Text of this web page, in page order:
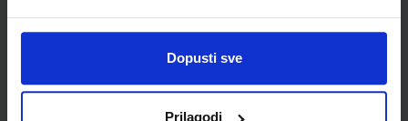
Dopusti sve
Prilagodi
Autor(i):Ivo Džeba Mario Milovac Hrvoje Vargić Šime Zupčić
Registarski broj ministarstva: